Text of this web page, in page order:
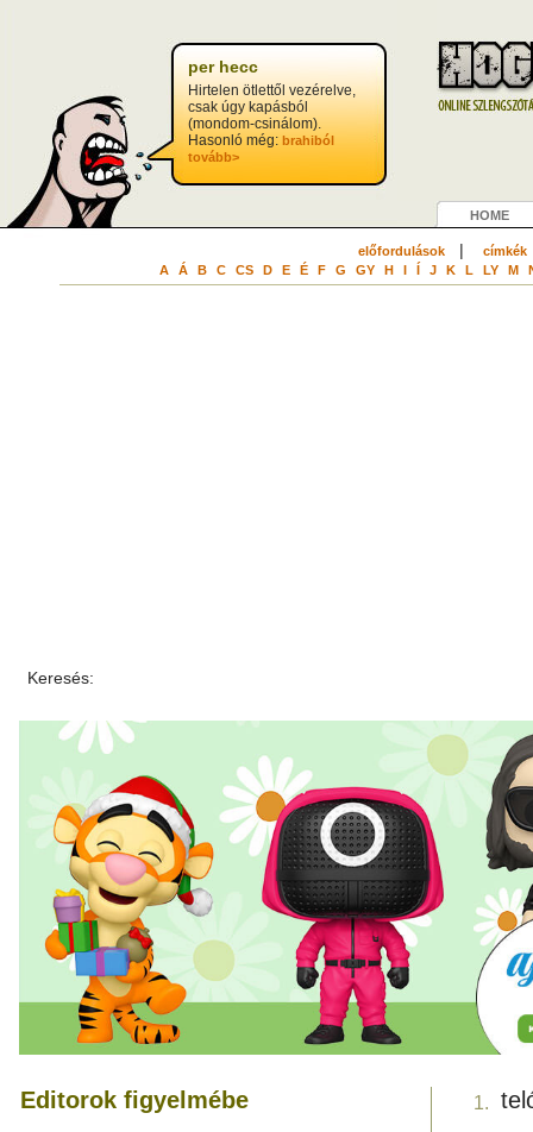
per hecc
Hirtelen ötlettől vezérelve,
csak úgy kapásból
(mondom-csinálom).
Hasonló még: brahiból
tovább>
HOME
előfordulások| címkék
A Á B C CS D E É F G GY H I Í J K L LY M
Keresés:
Editorok figyelmébe 1.